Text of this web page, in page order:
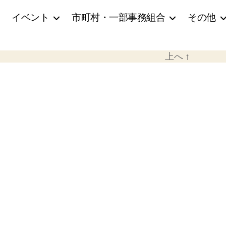
イベント 市町村・一部事務組合 その他
上へ ↑